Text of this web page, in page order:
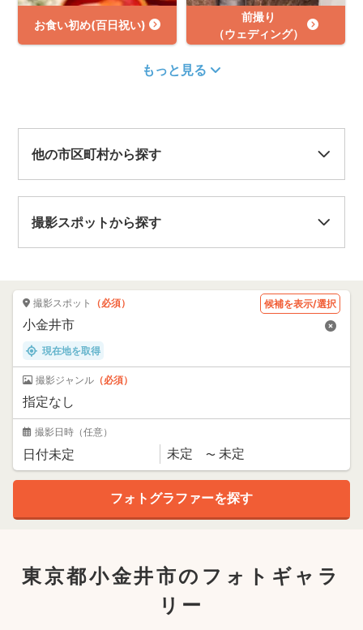
お食い初め(百日祝い)
前撮り
（ウェディング）
もっと見る
他の市区町村から探す
撮影スポットから探す
撮影スポット （必須） 候補を表示/選択
現在地を取得
撮影ジャンル （必須）
撮影日時 （任意）
東京都小金井市のフォトギャラ
リー